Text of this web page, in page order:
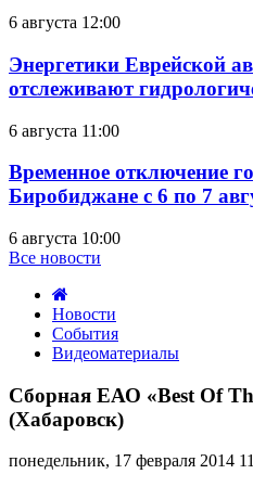
6 августа 12:00
Энергетики Еврейской
отслеживают
6 августа 11:00
Временное отключение
Биробиджане с 6 по 7
6 августа 10:00
Все новости
Новости
События
Видеоматериалы
ЕАО
«Best
Of
Best»
Сборная ЕАО «Best Of
(Хабаровск)
понедельник, 17 февраля 2014